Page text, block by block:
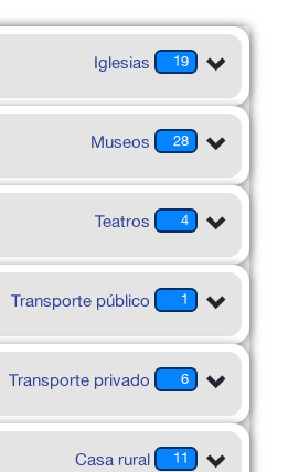
19
Iglesias
28
Museos
4
Teatros
1
Transporte público
6
Transporte privado
11
Casa rural